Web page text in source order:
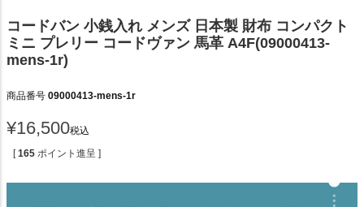
コードバン 小銭入れ メンズ 日本製 財布 コンパクト
ミニ プレリー コードヴァン 馬革 A4F(09000413-
mens-1r)
商品番号 09000413-mens-1r
¥16,500税込
[ 165 ポイント進呈 ]